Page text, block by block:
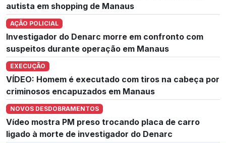
autista em shopping de Manaus
AÇÃO POLICIAL
Investigador do Denarc morre em confronto com
suspeitos durante operação em Manaus
EXECUÇÃO
VÍDEO: Homem é executado com tiros na cabeça por
criminosos encapuzados em Manaus
NOVOS DESDOBRAMENTOS
Vídeo mostra PM preso trocando placa de carro
ligado à morte de investigador do Denarc